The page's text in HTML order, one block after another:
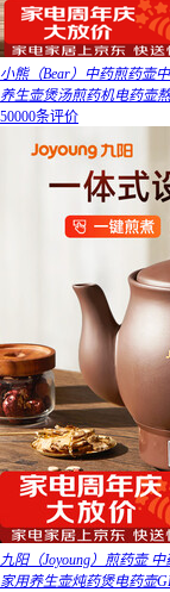
小熊（Bear）中药煎药壶
养生壶煲汤煎药机电药壶
50000条评价
九阳（Joyoung）煎药壶
家用养生壶炖药煲电药壶